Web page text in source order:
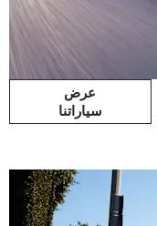
عرض
سياراتنا